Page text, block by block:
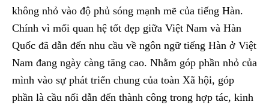
không nhỏ vào độ phủ sóng mạnh mẽ của tiếng Hàn.
Chính vì mối quan hệ tốt đẹp giữa Việt Nam và Hàn
Quốc đã dẫn đến nhu cầu về ngôn ngữ tiếng Hàn ở Việt
Nam đang ngày càng tăng cao. Nhằm góp phần nhỏ của
mình vào sự phát triển chung của toàn Xã hội, góp
phần là cầu nối dẫn đến thành công trong hợp tác, kinh